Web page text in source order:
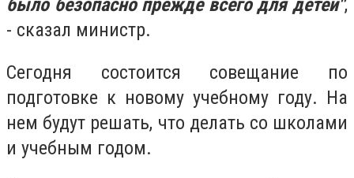
было безопасно прежде всего для детей",
- сказал министр.
Сегодня состоится совещание по
подготовке к новому учебному году. На
нем будут решать, что делать со школами
и учебным годом.